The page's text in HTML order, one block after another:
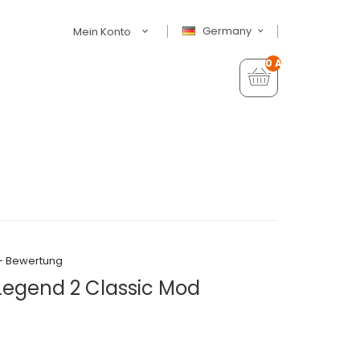
Germany
Mein Konto
0 Artikel - €0,00
Bewertung
2 Classic Mod